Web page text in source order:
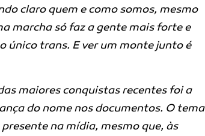
claro quem e como somos, mesmo
marcha só faz a gente mais forte e
único trans. E ver um monte junto é
maiores conquistas recentes foi a
do nome nos documentos. O tema
na mídia, mesmo que, às